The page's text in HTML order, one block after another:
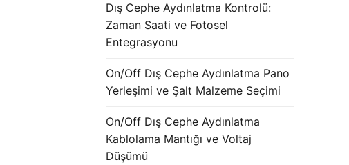
Dış Cephe Aydınlatma Kontrolü:
Zaman Saati ve Fotosel
Entegrasyonu
On/Off Dış Cephe Aydınlatma Pano
Yerleşimi ve Şalt Malzeme Seçimi
On/Off Dış Cephe Aydınlatma
Kablolama Mantığı ve Voltaj
Düşümü